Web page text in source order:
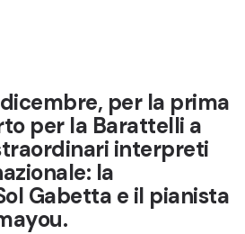
dicembre, per la prima
per la Barattelli a
interpreti
la
Gabetta e il pianista